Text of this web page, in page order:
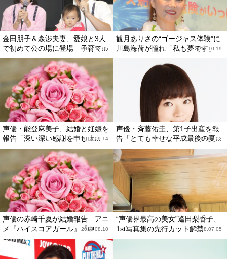
金田朋子＆森渉夫妻、愛娘と3人
で初めて公の場に登場 子育て...
2018.12.05
観月ありさの“ゴージャス体験”に
川島海荷が憧れ「私も夢です」
2018.10.19
声優・能登麻美子、結婚と妊娠を
報告「深い深い感謝を申し上...
2018.09.14
声優・斉藤佑圭、第1子出産を報
告「とても幸せな平成最後の夏...
2018.09.02
声優の赤崎千夏が結婚報告 アニ
メ『ハイスコアガール』『中...
2018.08.10
“声優界最高の美女”逢田梨香子、
1st写真集の先行カット解禁 ...
2018.07.05